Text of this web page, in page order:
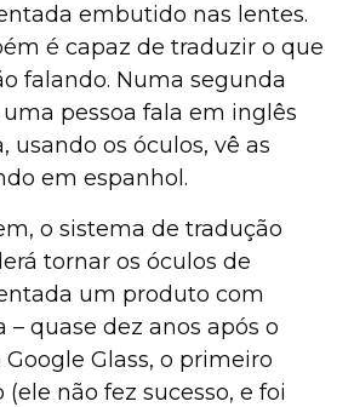
embutido nas lentes.
é capaz de traduzir o que
falando. Numa segunda
pessoa fala em inglês
usando os óculos, vê as
em espanhol.
o sistema de tradução
tornar os óculos de
um produto com
– quase dez anos após o
Glass, o primeiro
não fez sucesso, e foi